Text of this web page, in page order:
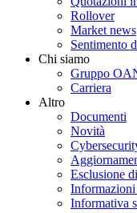
Rollover
Market news
Sentimento
Chi siamo
Gruppo
Carriera
Altro
Documenti
Novità
Esclusione
Informativa